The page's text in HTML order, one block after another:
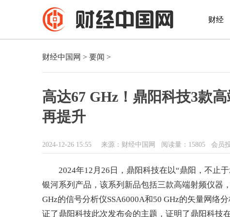
财经
财经中国网 > 要闻 >
高达67 GHz！鼎阳科技3款
再提升
2024-12-26 15:55 来源：财经中国网 阅读量：15805 会员
2024年12月26日，鼎阳科技在以“鼎阳，不止
银河系列产品，该系列新品包括三款高端射频仪器
GHz的信号分析仪SSA6000A和50 GHz的矢量网络
证了鼎阳科技此次发布会的主题，证明了鼎阳科技